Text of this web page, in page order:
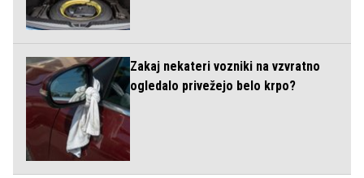
Zakaj nekateri vozniki na vzvratno
ogledalo privežejo belo krpo?